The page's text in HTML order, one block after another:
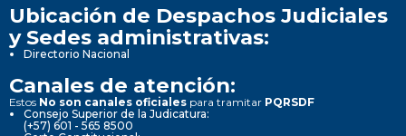
Ubicación de Despachos Judiciales
y Sedes administrativas:
Directorio Nacional
Canales de atención:
Estos No son canales oficiales para tramitar PQRSDF
Consejo Superior de la Judicatura:
(+57) 601 - 565 8500